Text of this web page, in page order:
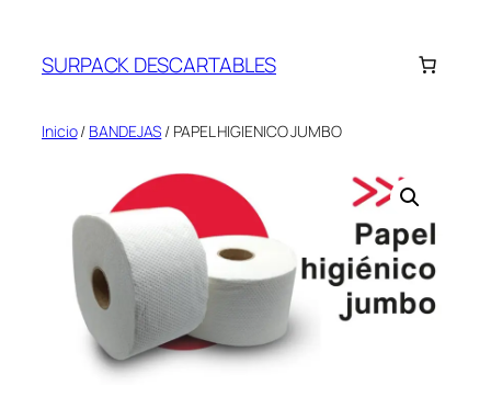
contenido
SURPACK DESCARTABLES
Inicio/ BANDEJAS / PAPEL HIGIENICO JUMBO